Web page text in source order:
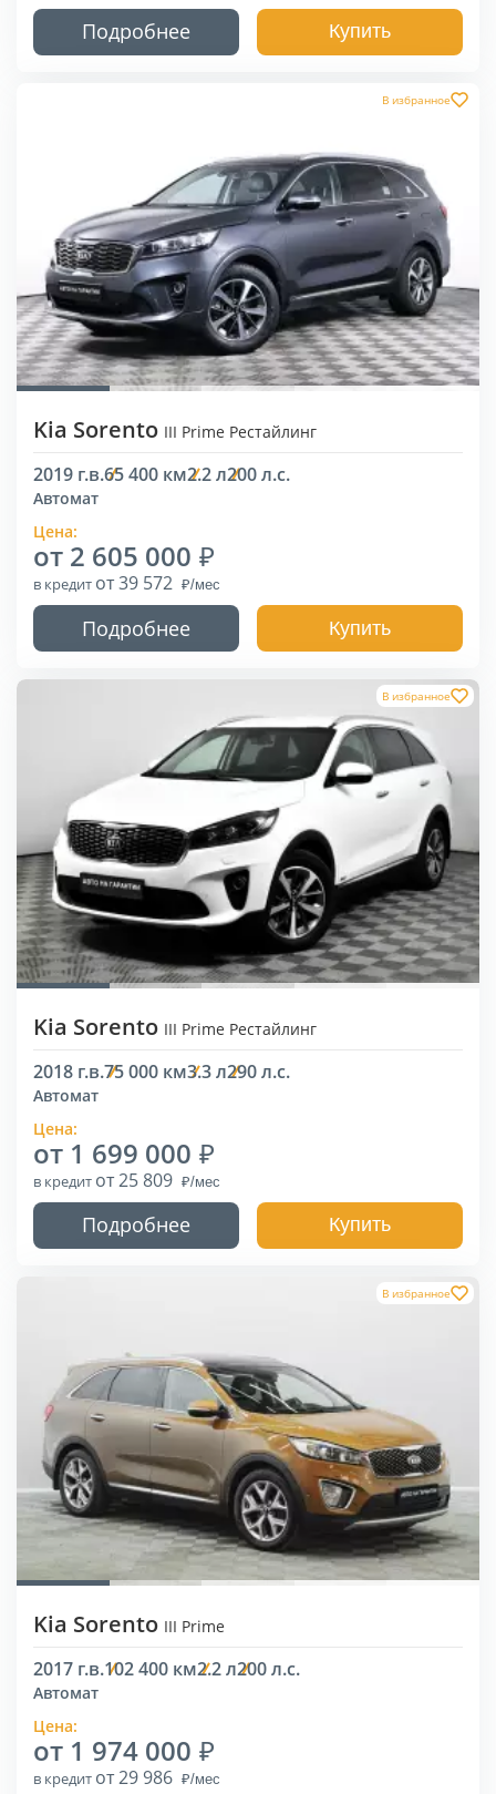
Подробнее Купить
В избранное
Kia Sorento III Prime Рестайлинг
2019 г.в.65 400 км2.2 л200 л.с.
Автомат
Цена:
от 2 605 000
в кредит от 39 572
Подробнее Купить
В избранное
Kia Sorento III Prime Рестайлинг
2018 г.в.75 000 км3.3 л290 л.с.
Автомат
Цена:
от 1 699 000
в кредит от 25 809
Подробнее Купить
В избранное
Kia Sorento III Prime
2017 г.в.102 400 км2.2 л200 л.с.
Автомат
Цена:
от 1 974 000
в кредит от 29 986